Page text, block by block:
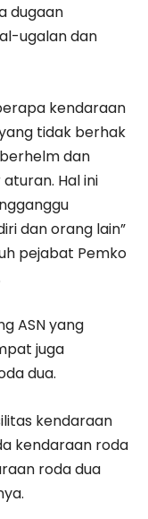
dugaan
ugalan dan
kendaraan
tidak berhak
dan
Hal ini
dan orang lain”
pejabat Pemko
ASN yang
juga
dua.
kendaraan
kendaraan roda
roda dua